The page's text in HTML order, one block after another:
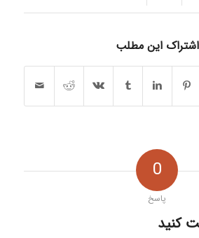
اشتراک این مطلب
0
پاسخ
کنید